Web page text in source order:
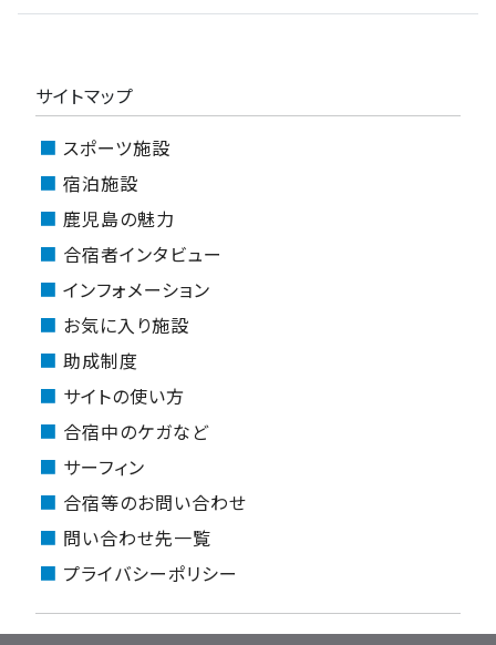
サイトマップ
スポーツ施設
宿泊施設
鹿児島の魅力
合宿者インタビュー
インフォメーション
お気に入り施設
助成制度
サイトの使い方
合宿中のケガなど
サーフィン
合宿等のお問い合わせ
問い合わせ先一覧
プライバシーポリシー